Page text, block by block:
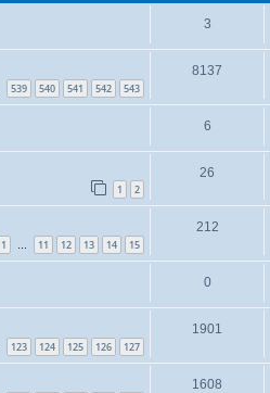
3
539 540 541 542 543
8137
6
1 2
26
1 … 11 12 13 14 15
212
0
123 124 125 126 127
1901
1608